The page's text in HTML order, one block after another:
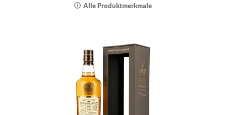
Alle Produktmerkmale